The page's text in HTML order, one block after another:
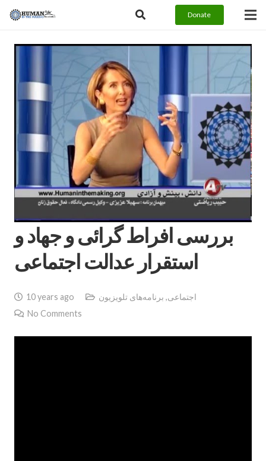
Donate
بررسی افراط گرائی و جهاد و
استقرار عدالت اجتماعی
10 years ago اجتماعی, برنامه‌های تلویزیون
No Comments